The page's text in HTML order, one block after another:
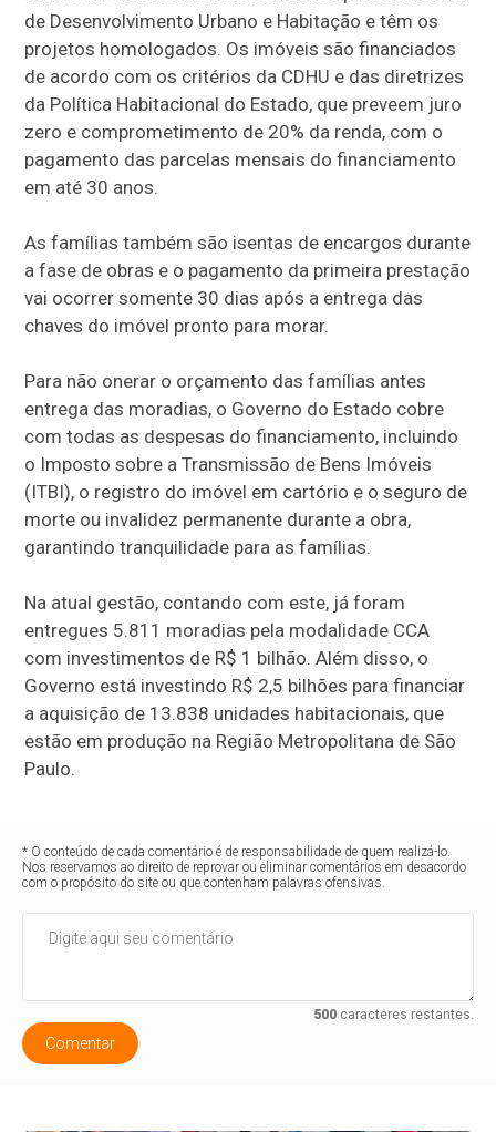
de Desenvolvimento Urbano e Habitação e têm os
projetos homologados. Os imóveis são financiados
de acordo com os critérios da CDHU e das diretrizes
da Política Habitacional do Estado, que preveem juro
zero e comprometimento de 20% da renda, com o
pagamento das parcelas mensais do financiamento
em até 30 anos.
As famílias também são isentas de encargos durante
a fase de obras e o pagamento da primeira prestação
vai ocorrer somente 30 dias após a entrega das
chaves do imóvel pronto para morar.
Para não onerar o orçamento das famílias antes
entrega das moradias, o Governo do Estado cobre
com todas as despesas do financiamento, incluindo
o Imposto sobre a Transmissão de Bens Imóveis
(ITBI), o registro do imóvel em cartório e o seguro de
morte ou invalidez permanente durante a obra,
garantindo tranquilidade para as famílias.
Na atual gestão, contando com este, já foram
entregues 5.811 moradias pela modalidade CCA
com investimentos de R$ 1 bilhão. Além disso, o
Governo está investindo R$ 2,5 bilhões para financiar
a aquisição de 13.838 unidades habitacionais, que
estão em produção na Região Metropolitana de São
Paulo.
* O conteúdo de cada comentário é de responsabilidade de quem realizá-lo.
Nos reservamos ao direito de reprovar ou eliminar comentários em desacordo
com o propósito do site ou que contenham palavras ofensivas.
500caracteres restantes.
Comentar